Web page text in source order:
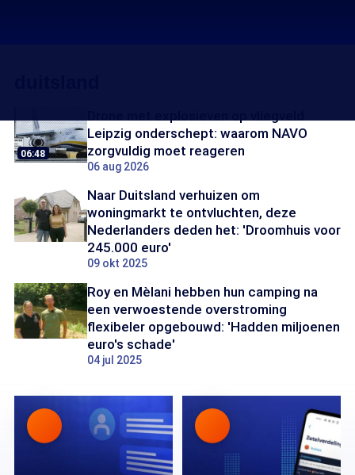
06:48
Leipzig onderschept: waarom NAVO
zorgvuldig moet reageren
06 aug 2026
Naar Duitsland verhuizen om
woningmarkt te ontvluchten, deze
Nederlanders deden het: 'Droomhuis voor
245.000 euro'
09 okt 2025
Roy en Mèlani hebben hun camping na
een verwoestende overstroming
flexibeler opgebouwd: 'Hadden miljoenen
euro's schade'
04 jul 2025